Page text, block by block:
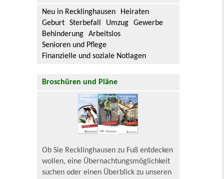
Neu in Recklinghausen
Heiraten
Geburt
Sterbefall Umzug
Gewerbe
Behinderung
Arbeitslos
Senioren und Pflege
Finanzielle und soziale Notlagen
Broschüren und Pläne
Ob Sie Recklinghausen zu Fuß entdecken
wollen, eine Übernachtungsmöglichkeit
suchen oder einen Überblick zu unseren